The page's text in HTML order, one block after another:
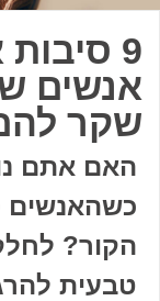
9
אנשים
שקר
האם אתם
כשהאנשים
הקור?
טבעית